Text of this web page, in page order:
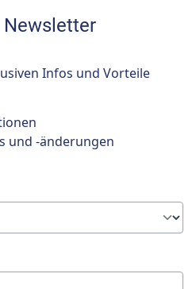
Infos und Vorteile
und -änderungen